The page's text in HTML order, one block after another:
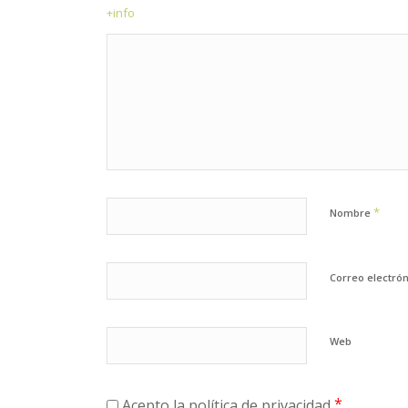
+info
Nombre*
Correo
Web
*